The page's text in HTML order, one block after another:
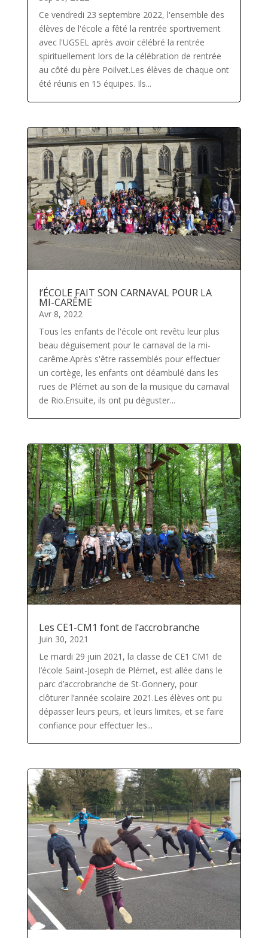
Ce vendredi 23 septembre 2022, l'ensemble des
élèves de l'école a fêté la rentrée sportivement
avec l'UGSEL après avoir célébré la rentrée
spirituellement lors de la célébration de rentrée
au côté du père Poilvet.Les élèves de chaque ont
été réunis en 15 équipes. Ils...
l’ÉCOLE FAIT SON CARNAVAL POUR LA
MI-CARÊME
Avr 8, 2022
Tous les enfants de l'école ont revêtu leur plus
beau déguisement pour le carnaval de la mi-
carême.Après s'être rassemblés pour effectuer
un cortège, les enfants ont déambulé dans les
rues de Plémet au son de la musique du carnaval
de Rio.Ensuite, ils ont pu déguster...
Les CE1-CM1 font de l’accrobranche
Juin 30, 2021
Le mardi 29 juin 2021, la classe de CE1 CM1 de
l’école Saint-Joseph de Plémet, est allée dans le
parc d’accrobranche de St-Gonnery, pour
clôturer l’année scolaire 2021.Les élèves ont pu
dépasser leurs peurs, et leurs limites, et se faire
confiance pour effectuer les...